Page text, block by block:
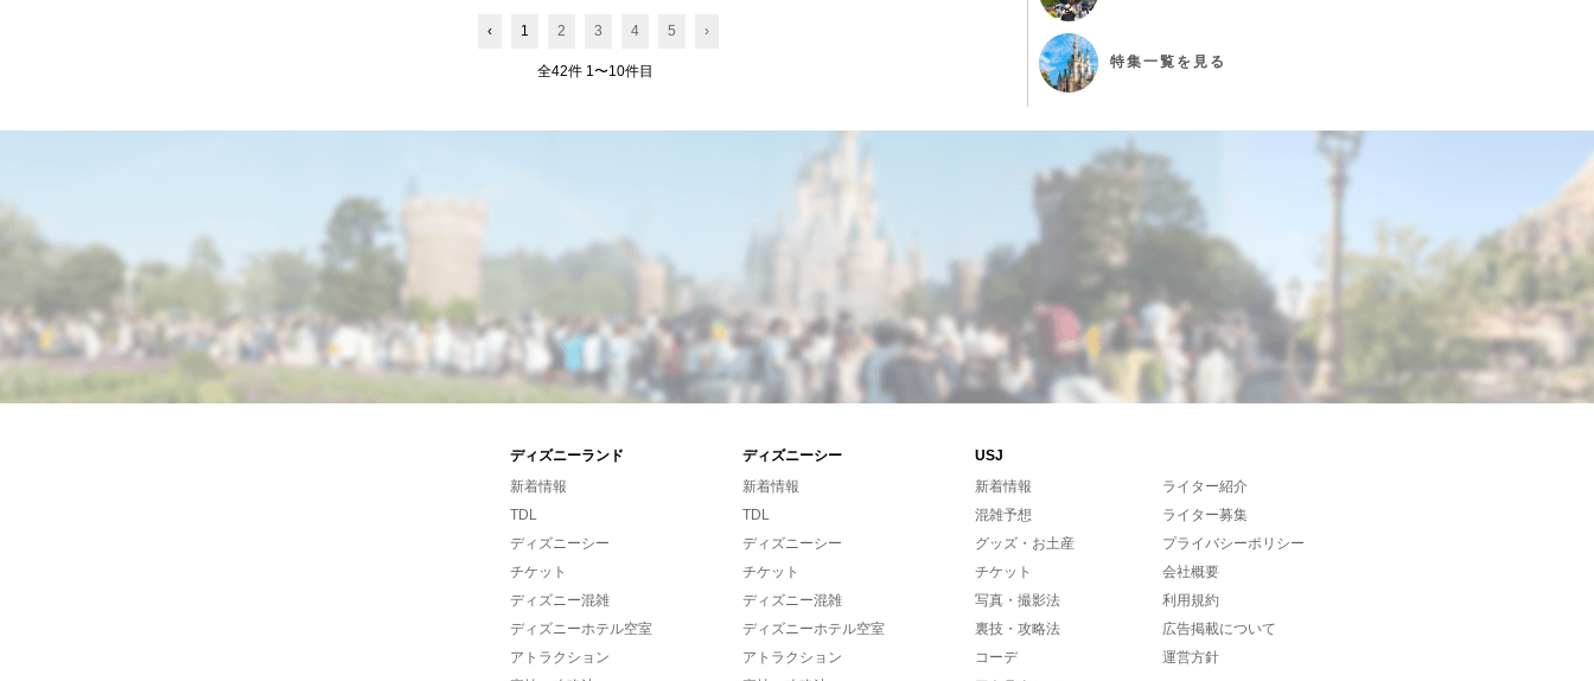
‹ 1 2 3 4 5 ›
全42件 1〜10件目
特集一覧を見る
ディズニーランド ディズニーシー
USJ
新着情報
TDL
ディズニーシー
チケット
ディズニー混雑
ディズニーホテル空室
アトラクション
新着情報
TDL
ディズニーシー
チケット
ディズニー混雑
ディズニーホテル空室
アトラクション
新着情報
混雑予想
グッズ・お土産
チケット
写真・撮影法
裏技・攻略法
コーデ
ライター紹介
ライター募集
プライバシーポリシー
会社概要
利用規約
広告掲載について
運営方針